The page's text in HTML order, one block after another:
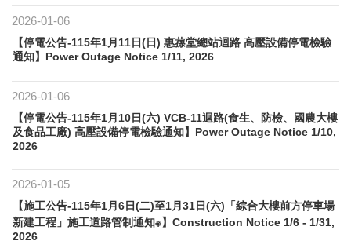
2026-01-06
【停電公告-115年1月11日(日) 惠蓀堂總站迴路 高壓設備停電檢驗
通知】Power Outage Notice 1/11, 2026
2026-01-06
【停電公告-115年1月10日(六) VCB-11迴路(食生、防檢、國農大樓
及食品工廠) 高壓設備停電檢驗通知】Power Outage Notice 1/10,
2026
2026-01-05
【施工公告-115年1月6日(二)至1月31日(六)「綜合大樓前方停車場
新建工程」施工道路管制通知※】Construction Notice 1/6 - 1/31,
2026